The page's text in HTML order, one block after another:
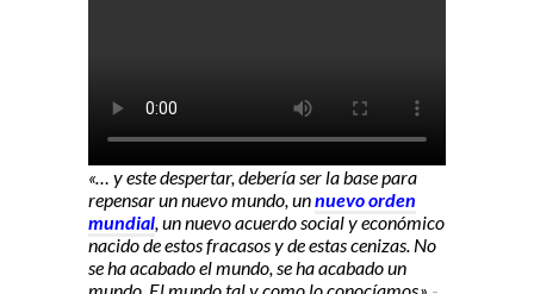
«… y este despertar, debería ser la base para
repensar un nuevo mundo, unnuevo orden
mundial, un nuevo acuerdo social y económico
nacido de estos fracasos y de estas cenizas. No
se ha acabado el mundo, se ha acabado un